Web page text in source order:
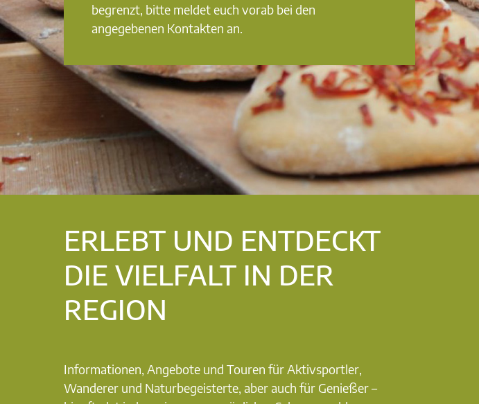
begrenzt, bitte meldet euch vorab bei den
angegebenen Kontakten an.
ERLEBT UND ENTDECKT
DIE VIELFALT IN DER
REGION
Informationen, Angebote und Touren für Aktivsportler,
Wanderer und Naturbegeisterte, aber auch für Genießer –